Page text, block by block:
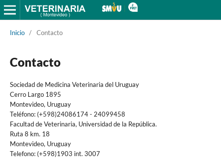
Inicio / Contacto
Contacto
Sociedad de Medicina Veterinaria del Uruguay
Cerro Largo 1895
Montevideo, Uruguay
Teléfono: (+598)24086174 - 24099458
Facultad de Veterinaria, Universidad de la República.
Ruta 8 km. 18
Montevideo, Uruguay
Telefono: (+598)1903 int. 3007